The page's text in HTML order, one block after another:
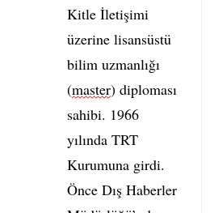
Kitle İletişimi
üzerine lisansüstü
bilim uzmanlığı
(master) diploması
sahibi. 1966
yılında TRT
Kurumuna girdi.
Önce Dış Haberler